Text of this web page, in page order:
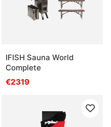
IFISH Sauna World
Complete
€2319